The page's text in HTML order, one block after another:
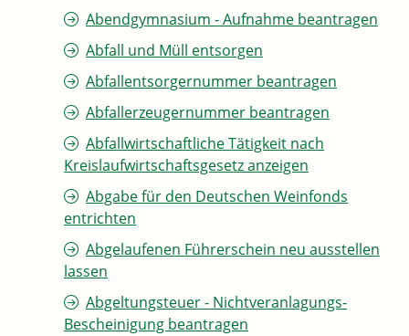
Abendgymnasium - Aufnahme beantragen
Abfall und Müll entsorgen
Abfallentsorgernummer beantragen
Abfallerzeugernummer beantragen
Abfallwirtschaftliche Tätigkeit nach
Kreislaufwirtschaftsgesetz anzeigen
Abgabe für den Deutschen Weinfonds
entrichten
Abgelaufenen Führerschein neu ausstellen
lassen
Abgeltungsteuer - Nichtveranlagungs-
Bescheinigung beantragen